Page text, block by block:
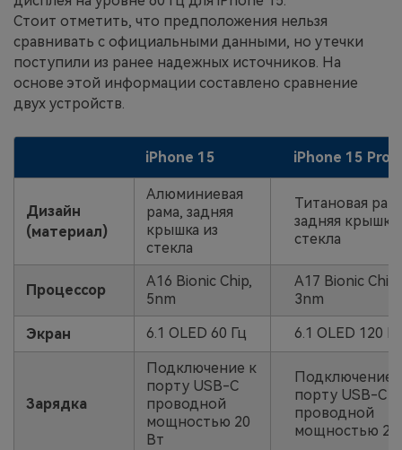
Стоит отметить, что предположения нельзя
сравнивать с официальными данными, но утечки
поступили из ранее надежных источников. На
основе этой информации составлено сравнение
двух устройств.
iPhone 15 iPhone 15 Pro
Дизайн
(материал)
Алюминиевая
рама, задняя
крышка из
стекла
Титановая
задняя крышка
стекла
Процессор
A16 Bionic Chip,
5nm
A17 Bionic Chip,
3nm
Экран 6.1 OLED 60 Гц 6.1 OLED 120 Гц
Зарядка
Подключение к
порту USB-C
проводной
мощностью 20
Вт
Подключение
порту USB-C
проводной
мощностью 23